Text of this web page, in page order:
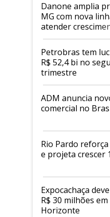
Danone amplia
MG com nova
atender
mercado de
proteicos
Petrobras tem
R$ 52,4 bi no
trimestre
ADM anuncia
comercial no
Rio Pardo
e projeta crescer
Expocachaça
R$ 30 milhões
Horizonte